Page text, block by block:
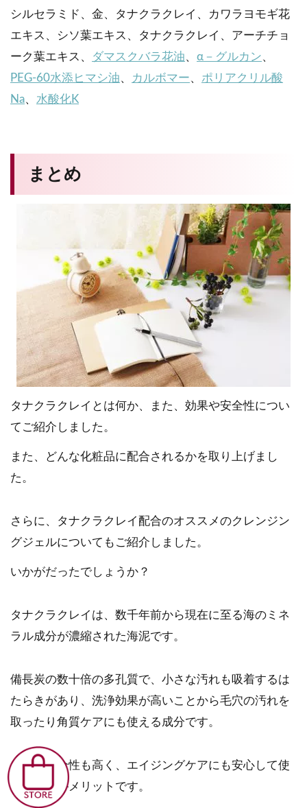
シルセラミド、金、タナクラクレイ、カワラヨモギ花
エキス、シソ葉エキス、タナクラクレイ、アーチチョ
ーク葉エキス、
ダマスクバラ花油、 α－グルカン、
PEG-60水添ヒマシ油、 カルボマー、 ポリアクリル酸
Na、 水酸化K
まとめ
タナクラクレイとは何か、また、効果や安全性につい
てご紹介しました。
また、どんな化粧品に配合されるかを取り上げまし
た。
さらに、タナクラクレイ配合のオススメのクレンジン
グジェルについてもご紹介しました。
いかがだったでしょうか？
タナクラクレイは、数千年前から現在に至る海のミネ
ラル成分が濃縮された海泥です。
備長炭の数十倍の多孔質で、小さな汚れも吸着するは
たらきがあり、洗浄効果が高いことから毛穴の汚れを
取ったり角質ケアにも使える成分です。
また、安全性も高く、エイジングケアにも安心して使
えることがメリットです。